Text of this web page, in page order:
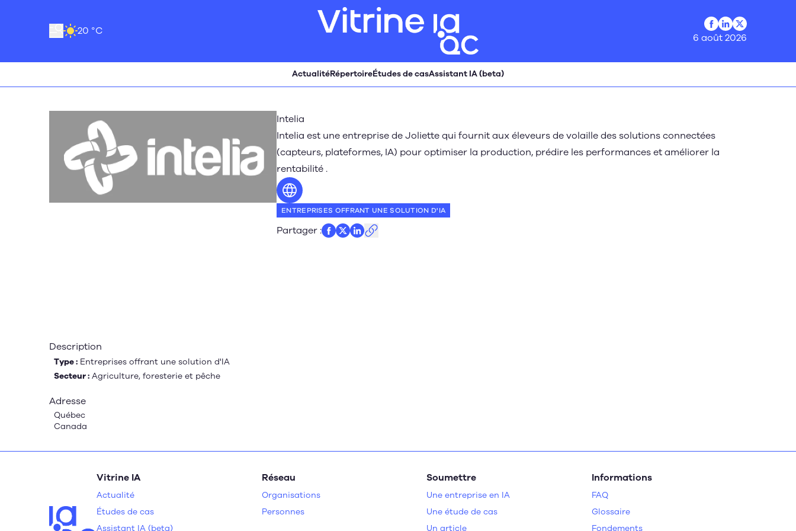
20 °C
Profil Facebook
Profil LinkedIn
Profil Twitter
6 août 2026
ActualitéRépertoireÉtudes de casAssistant IA (beta)
Intelia
Intelia est une entreprise de Joliette qui fournit aux éleveurs de volaille des solutions connectées
(capteurs, plateformes, IA) pour optimiser la production, prédire les performances et améliorer la
rentabilité .
Site web
ENTREPRISES OFFRANT UNE SOLUTION D'IA
Partager :
Description
Type : Entreprises offrant une solution d'IA
Secteur : Agriculture, foresterie et pêche
Adresse
Québec
Canada
Vitrine IA
Actualité
Études de cas
Assistant IA (beta)
Réseau
Organisations
Personnes
Soumettre
Une entreprise en IA
Une étude de cas
Un article
Informations
FAQ
Glossaire
Fondements